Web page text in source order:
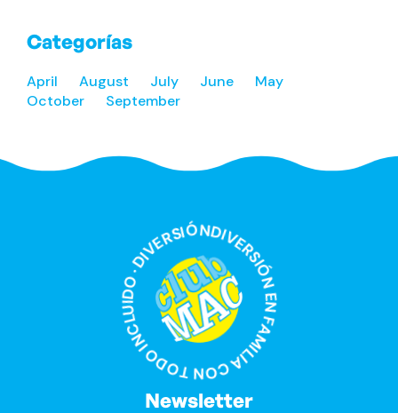
Categorías
April August July June
May
October
September
DIVERSIÓN EN FAMILIA CON TODO INCLUIDO · DIVERSIÓN EN FAMILIA CON TODO INCLUIDO ·
Newsletter